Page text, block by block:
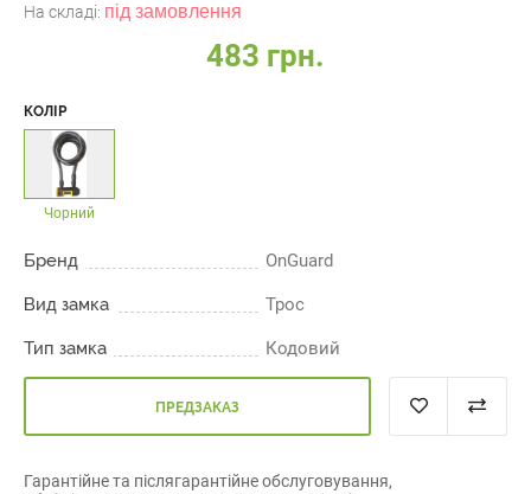
На складі: під замовлення
483 грн.
КОЛІР
Чорний
Бренд OnGuard
Вид замка Трос
Тип замка Кодовий
ПРЕДЗАКАЗ
Гарантійне та післягарантійне обслуговування,